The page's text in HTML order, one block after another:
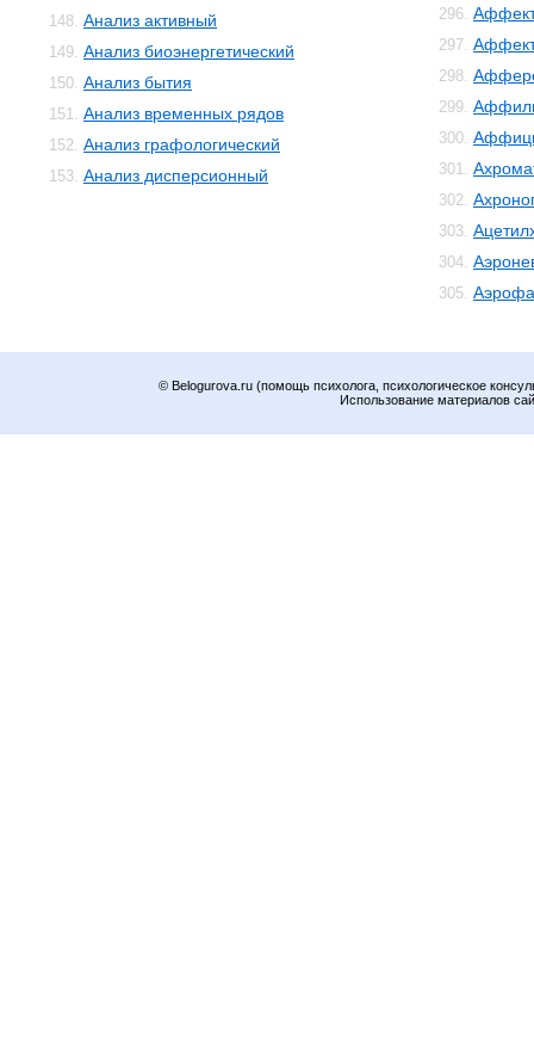
148. Анализ активный
149. Анализ биоэнергетический
150. Анализ бытия
151. Анализ временных рядов
152. Анализ графологический
153. Анализ дисперсионный
296.
297.
298.
299.
300.
301.
302.
303.
304.
305.
© Belogurova.ru (помощь психолога, психологическое
Использование материалов